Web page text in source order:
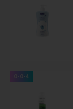
0-0-4